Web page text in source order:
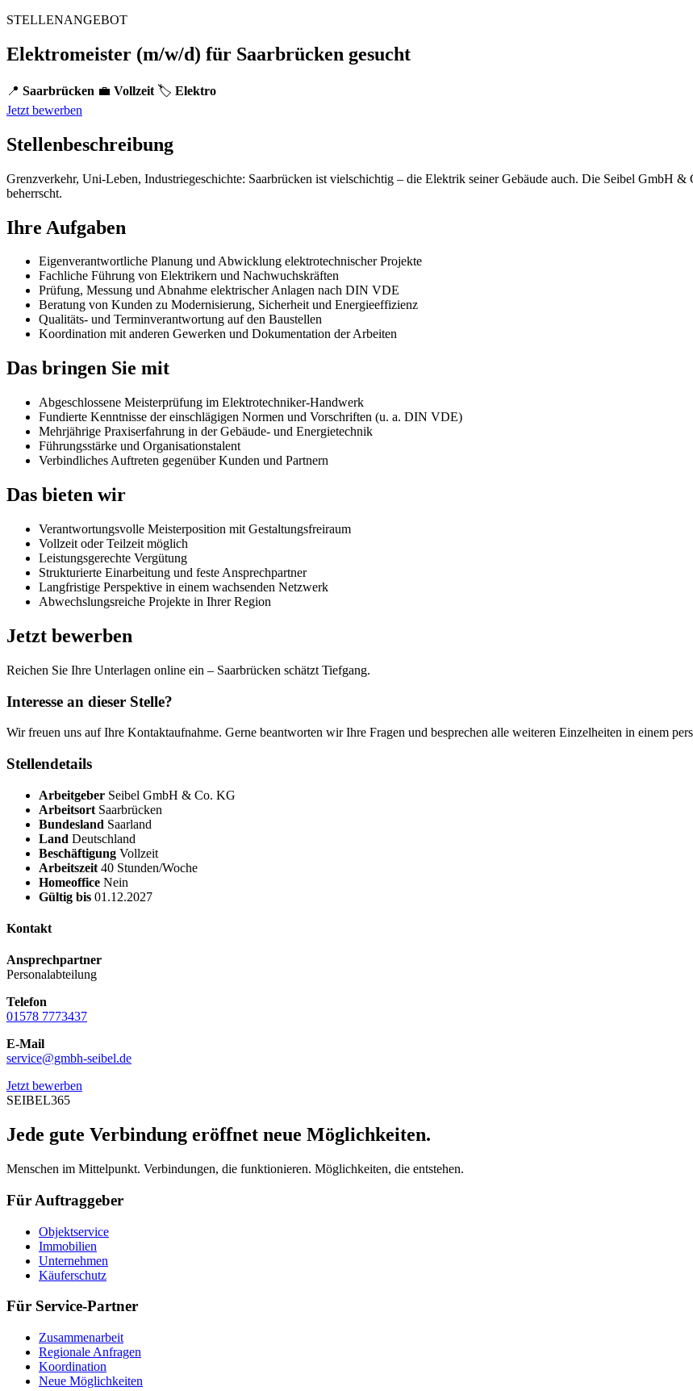
STELLENANGEBOT
Elektromeister (m/w/d) für Saarbrücken gesucht
📍 Saarbrücken 💼 Vollzeit 🏷️ Elektro
Jetzt bewerben
Stellenbeschreibung
Grenzverkehr, Uni-Leben, Industriegeschichte: Saarbrücken ist vielschichtig – die Elektrik seiner Gebäude auch. Die Seibel GmbH
beherrscht.
Ihre Aufgaben
Eigenverantwortliche Planung und Abwicklung elektrotechnischer Projekte
Fachliche Führung von Elektrikern und Nachwuchskräften
Prüfung, Messung und Abnahme elektrischer Anlagen nach DIN VDE
Beratung von Kunden zu Modernisierung, Sicherheit und Energieeffizienz
Qualitäts- und Terminverantwortung auf den Baustellen
Koordination mit anderen Gewerken und Dokumentation der Arbeiten
Das bringen Sie mit
Abgeschlossene Meisterprüfung im Elektrotechniker-Handwerk
Fundierte Kenntnisse der einschlägigen Normen und Vorschriften (u. a. DIN VDE)
Mehrjährige Praxiserfahrung in der Gebäude- und Energietechnik
Führungsstärke und Organisationstalent
Verbindliches Auftreten gegenüber Kunden und Partnern
Das bieten wir
Verantwortungsvolle Meisterposition mit Gestaltungsfreiraum
Vollzeit oder Teilzeit möglich
Leistungsgerechte Vergütung
Strukturierte Einarbeitung und feste Ansprechpartner
Langfristige Perspektive in einem wachsenden Netzwerk
Abwechslungsreiche Projekte in Ihrer Region
Jetzt bewerben
Reichen Sie Ihre Unterlagen online ein – Saarbrücken schätzt Tiefgang.
Interesse an dieser Stelle?
Wir freuen uns auf Ihre Kontaktaufnahme. Gerne beantworten wir Ihre Fragen und besprechen alle weiteren Einzelheiten in einem
Stellendetails
Arbeitgeber Seibel GmbH & Co. KG
Arbeitsort Saarbrücken
Bundesland Saarland
Land Deutschland
Beschäftigung Vollzeit
Arbeitszeit 40 Stunden/Woche
Homeoffice Nein
Gültig bis 01.12.2027
Kontakt
Ansprechpartner
Personalabteilung
Telefon
01578 7773437
E-Mail
service@gmbh-seibel.de
Jetzt bewerben
SEIBEL365
Jede gute Verbindung eröffnet neue Möglichkeiten.
Menschen im Mittelpunkt. Verbindungen, die funktionieren. Möglichkeiten, die entstehen.
Für Auftraggeber
Objektservice
Immobilien
Unternehmen
Käuferschutz
Für Service-Partner
Zusammenarbeit
Regionale Anfragen
Koordination
Neue Möglichkeiten